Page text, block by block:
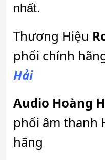
nhất.
Thương Hiệu
phối chính
Hải
Audio Hoàng
phối âm thanh
hãng